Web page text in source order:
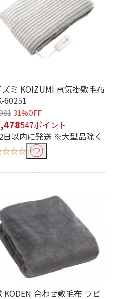
ズミ KOIZUMI 電気掛敷毛布
60251
31%OFF
547ポイント
日以内に発送 ※大型品除く
KODEN 合わせ敷毛布 ラビ